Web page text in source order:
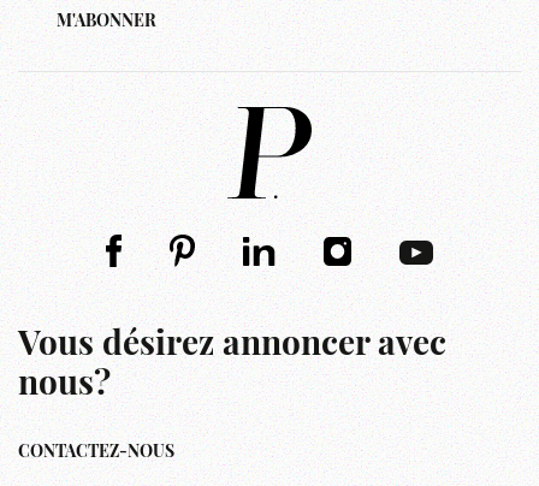
M'ABONNER
Vous désirez annoncer avec
nous?
CONTACTEZ-NOUS